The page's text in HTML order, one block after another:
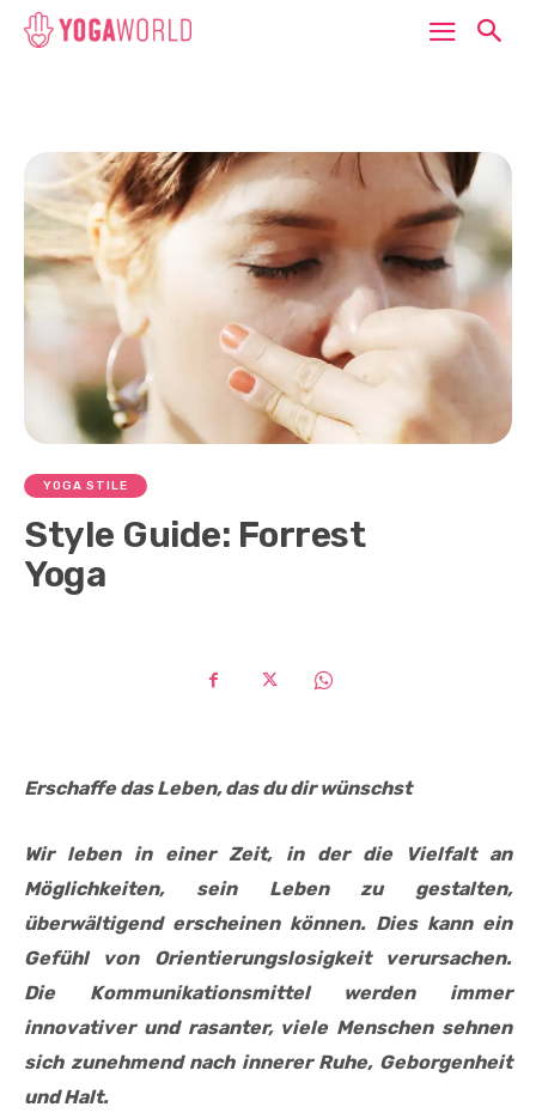
YOGA STILE
Style Guide: Forrest
Yoga
Erschaffe das Leben, das du dir wünschst
Wir leben in einer Zeit, in der die Vielfalt an
Möglichkeiten, sein Leben zu gestalten,
überwältigend erscheinen können. Dies kann ein
Gefühl von Orientierungslosigkeit verursachen.
Die Kommunikationsmittel werden immer
innovativer und rasanter, viele Menschen sehnen
sich zunehmend nach innerer Ruhe, Geborgenheit
und Halt.